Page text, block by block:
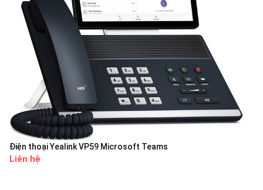
Điện thoại Yealink VP59 Microsoft Teams
Liên hệ